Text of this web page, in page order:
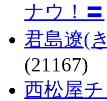
ナウ！〓
君島遼(
(21167)
西松屋